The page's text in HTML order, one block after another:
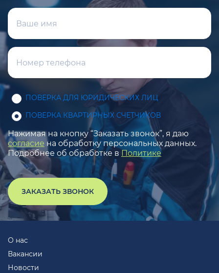
ПОВЕРКА ДЛЯ ЮРИДИЧЕСКИХ ЛИЦ
ПОВЕРКА КВАРТИРНЫХ СЧЕТЧИКОВ
Нажимая на кнопку “Заказать звонок”, я даю
согласие на обработку персональных данных.
Подробнее об обработке в Политике
ЗАКАЗАТЬ ЗВОНОК
О нас
Вакансии
Новости